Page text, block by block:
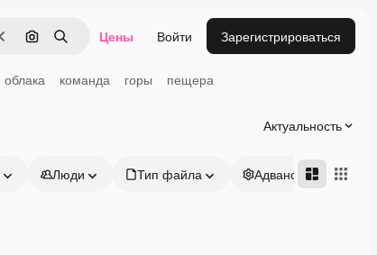
Поиск по изображению
Поиск Цены Войти Зарегистрироваться
облака команда горы пещера
Актуальность
Люди Тип файла Адвансд